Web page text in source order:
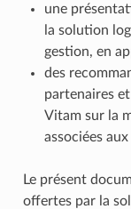
une
la solution
gestion, en
des
partenaires
Vitam sur la
associées
Le présent
offertes par la